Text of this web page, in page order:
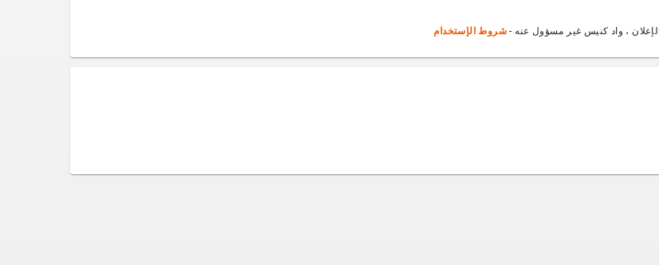
، واد كنيس غير مسؤول عنه - شروط الإستخدام